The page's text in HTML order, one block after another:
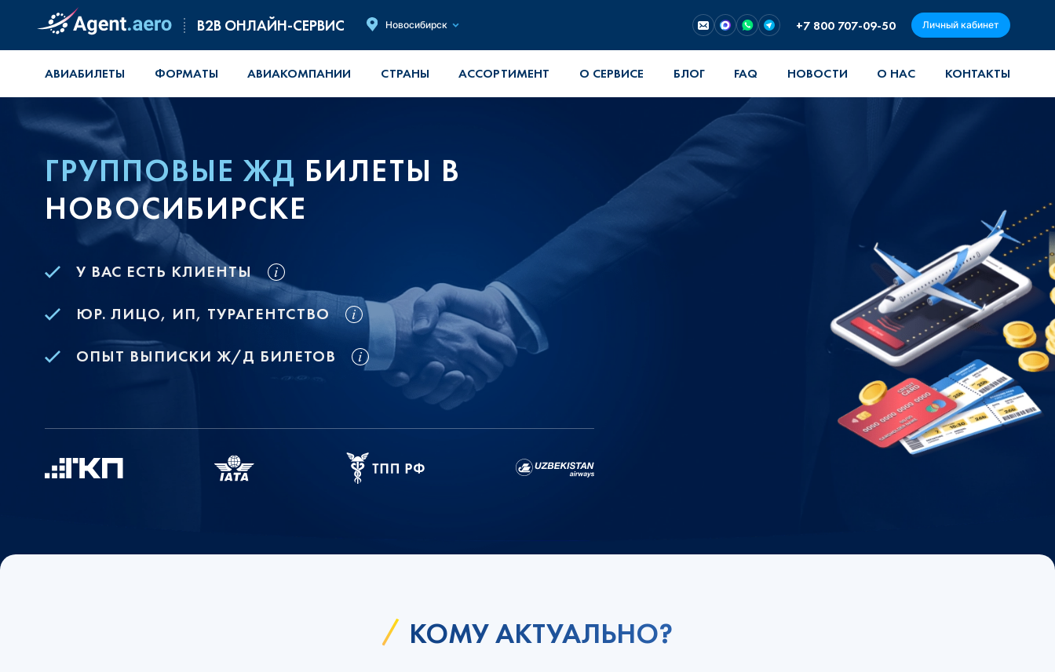
B2B ОНЛАЙН-СЕРВИС Новосибирск +7 800 707-09-50 Личный кабинет
АВИАБИЛЕТЫ ФОРМАТЫ АВИАКОМПАНИИ СТРАНЫ АССОРТИМЕНТ О СЕРВИСЕ БЛОГ FAQ НОВОСТИ О НАС КОНТАКТЫ
ГРУППОВЫЕ ЖД БИЛЕТЫ В
НОВОСИБИРСКЕ
У ВАС ЕСТЬ КЛИЕНТЫ
ЮР. ЛИЦО, ИП, ТУРАГЕНТСТВО
ОПЫТ ВЫПИСКИ Ж/Д БИЛЕТОВ
КОМУ АКТУАЛЬНО?